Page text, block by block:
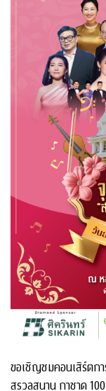
ขอเชิญชมคอนเสิร์ตการกุศลจุฬ
สรวลสนาน กาชาด